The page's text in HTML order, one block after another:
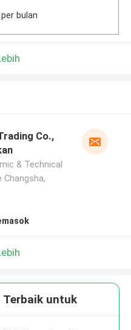
bulan
Co.,
& Technical
Changsha,
Terbaik untuk